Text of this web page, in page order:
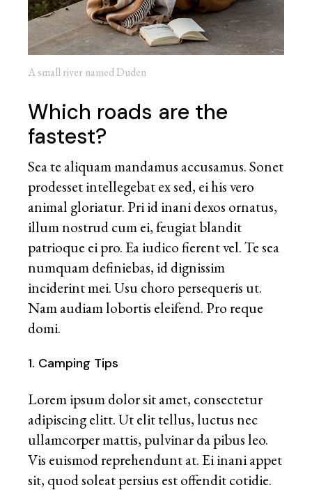
A small river named Duden
Which roads are the
fastest?
Sea te aliquam mandamus accusamus. Sonet
prodesset intellegebat ex sed, ei his vero
animal gloriatur. Pri id inani dexos ornatus,
illum nostrud cum ei, feugiat blandit
patrioque ei pro. Ea iudico fierent vel. Te sea
numquam definiebas, id dignissim
inciderint mei. Usu choro persequeris ut.
Nam audiam lobortis eleifend. Pro reque
domi.
1. Camping Tips
Lorem ipsum dolor sit amet, consectetur
adipiscing elitt. Ut elit tellus, luctus nec
ullamcorper mattis, pulvinar da pibus leo.
Vis euismod reprehendunt at. Ei inani appet
sit, quod soleat persius est offendit cotidie.